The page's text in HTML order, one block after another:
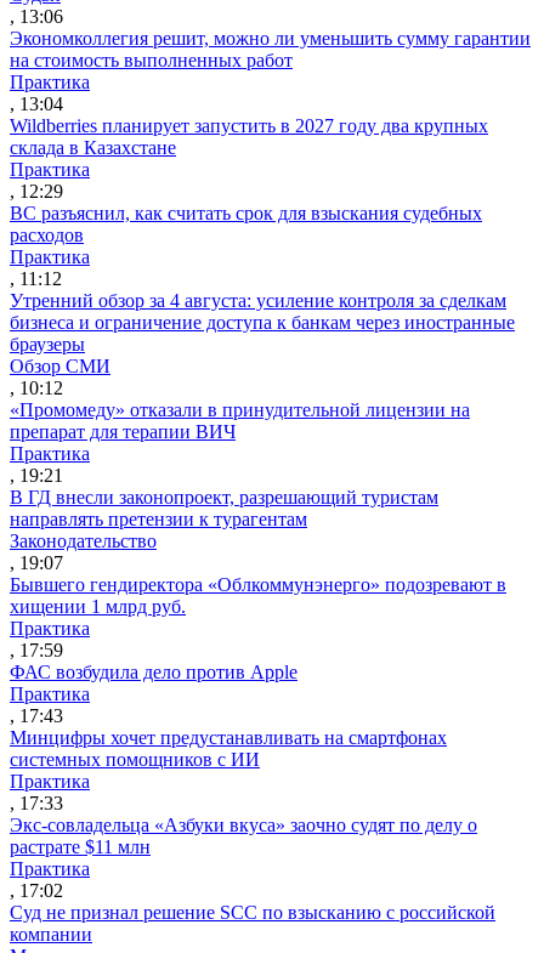
, 13:06
Экономколлегия решит, можно ли уменьшить сумму гарантии
на стоимость выполненных работ
Практика
, 13:04
Wildberries планирует запустить в 2027 году два крупных
склада в Казахстане
Практика
, 12:29
ВС разъяснил, как считать срок для взыскания судебных
расходов
Практика
, 11:12
Утренний обзор за 4 августа: усиление контроля за сделкам
бизнеса и ограничение доступа к банкам через иностранные
браузеры
Обзор СМИ
, 10:12
«Промомеду» отказали в принудительной лицензии на
препарат для терапии ВИЧ
Практика
, 19:21
В ГД внесли законопроект, разрешающий туристам
направлять претензии к турагентам
Законодательство
, 19:07
Бывшего гендиректора «Облкоммунэнерго» подозревают в
хищении 1 млрд руб.
Практика
, 17:59
ФАС возбудила дело против Apple
Практика
, 17:43
Минцифры хочет предустанавливать на смартфонах
системных помощников с ИИ
Практика
, 17:33
Экс-совладельца «Азбуки вкуса» заочно судят по делу о
растрате $11 млн
Практика
, 17:02
Суд не признал решение SCC по взысканию с российской
компании